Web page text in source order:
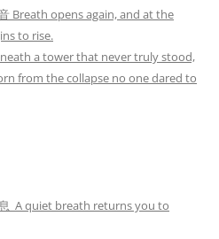
Breath opens again, and at the
to rise.
a tower that never truly stood,
from the collapse no one dared to
A quiet breath returns you to